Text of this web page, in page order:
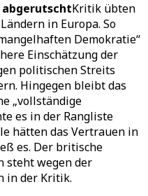
abgerutschtKritik übten
in Europa. So
Demokratie“
Einschätzung der
politischen Streits
Hingegen bleibt das
„vollständige
es in der Rangliste
hätten das Vertrauen in
es. Der britische
steht wegen der
in der Kritik.